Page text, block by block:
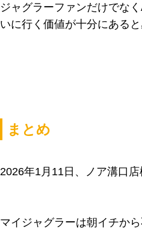
ジャグラーファンだけでな
いに行く価値が十分にある
まとめ
2026年1月11日、ノア溝口店
マイジャグラーは朝イチか